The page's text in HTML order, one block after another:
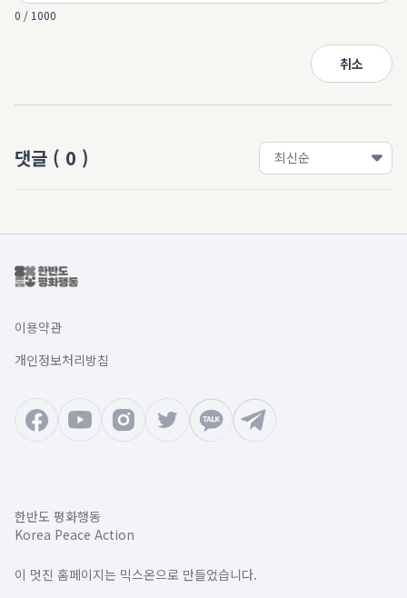
0 / 1000
취소
댓글 ( 0 )
이용약관
개인정보처리방침
한반도 평화행동
Korea Peace Action
이 멋진 홈페이지는 믹스온으로 만들었습니다.